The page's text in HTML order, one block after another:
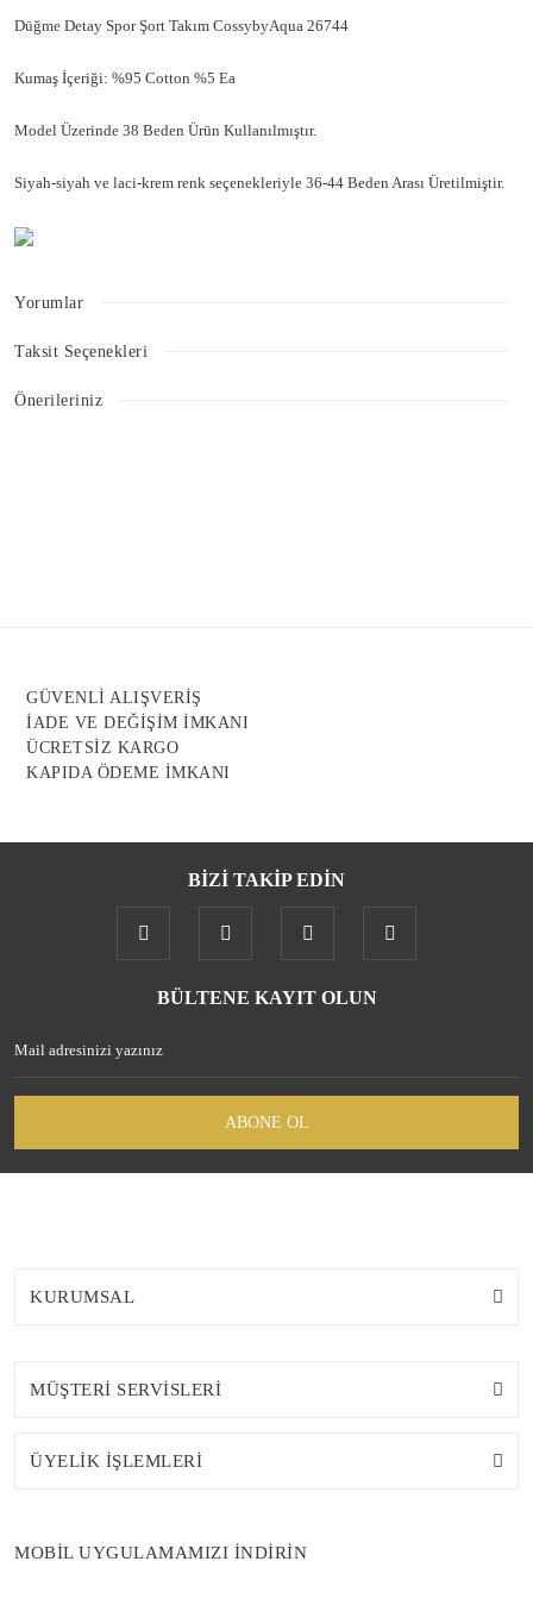
Düğme Detay Spor Şort Takım CossybyAqua 26744
Kumaş İçeriği: %95 Cotton %5 Ea
Model Üzerinde 38 Beden Ürün Kullanılmıştır.
Siyah-siyah ve laci-krem renk seçenekleriyle 36-44 Beden Arası Üretilmiştir.
Yorumlar
Taksit Seçenekleri
Önerileriniz
Bu ürüne benzer farklı alternatifler olmalı.
Gönder
GÜVENLİ ALIŞVERİŞ
İADE VE DEĞİŞİM İMKANI
ÜCRETSİZ KARGO
KAPIDA ÖDEME İMKANI
BİZİ TAKİP EDİN
BÜLTENE KAYIT OLUN
ABONE OL
KURUMSAL
MÜŞTERİ SERVİSLERİ
ÜYELİK İŞLEMLERİ
MOBİL UYGULAMAMIZI İNDİRİN